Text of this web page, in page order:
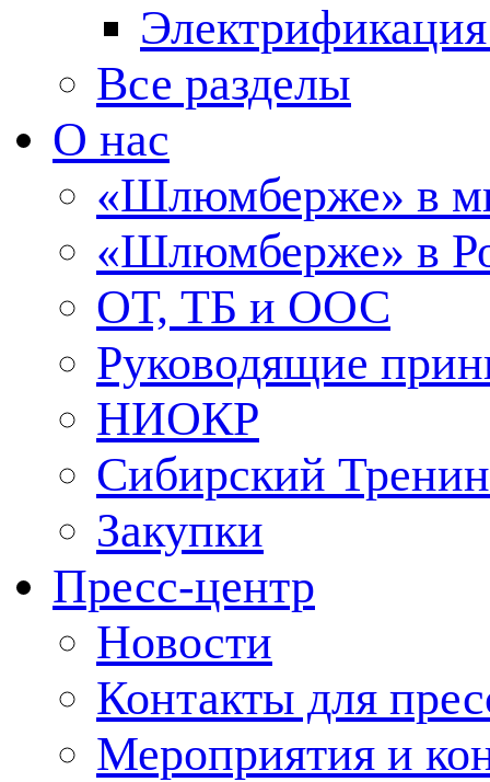
Все разделы
О нас
«Шлюмберже» в
«Шлюмберже» в
ОТ, ТБ и ООС
Руководящие
НИОКР
Сибирский
Закупки
Пресс-центр
Новости
Контакты для
Мероприятия и